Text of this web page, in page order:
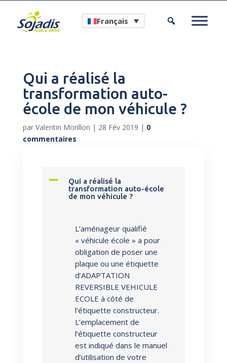
Français
Qui a réalisé la
transformation auto-
école de mon véhicule ?
par Valentin Morillon | 28 Fév 2019 | 0
commentaires
A
Qui a réalisé la
transformation auto-école
de mon véhicule ?
L’aménageur qualifié
« véhicule école » a pour
obligation de poser une
plaque ou une étiquette
d’ADAPTATION
REVERSIBLE VEHICULE
ECOLE à côté de
l’étiquette constructeur.
L’emplacement de
l’étiquette constructeur
est indiqué dans le manuel
d’utilisation de votre